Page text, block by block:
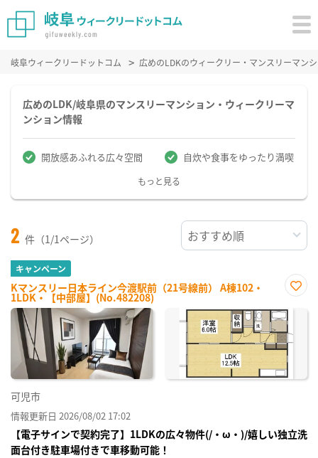
岐阜ウィークリードットコム 広めのLDKのウィークリー・マンスリーマン
広めのLDK/岐阜県のマンスリーマンション・ウィークリーマ
ンション情報
開放感あふれる広々空間 自炊や食事をゆったり満喫
もっと見る
2 件（1/1ページ）
キャンペーン
Kマンスリー日本ライン今渡駅前（21号線前） A棟102・
1LDK・【中部屋】(No.482208)
に入
り登
録
可児市
情報更新日 2026/08/02 17:02
【電子サインで契約完了】1LDKの広々物件(/・ω・)/嬉しい独立洗
面台付き駐車場付きで車移動可能！